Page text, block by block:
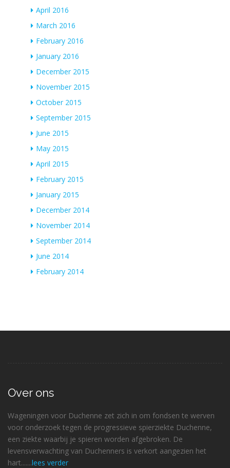
April 2016
March 2016
February 2016
January 2016
December 2015
November 2015
October 2015
September 2015
June 2015
May 2015
April 2015
February 2015
January 2015
December 2014
November 2014
September 2014
June 2014
February 2014
Over ons
Wageningen voor Duchenne zet zich in om fondsen te werven
voor onderzoek tegen de progressieve spierziekte Duchenne,
een ziekte waarbij je spieren worden afgebroken. De
levensverwachting van Duchenners is verkort aangezien het
hart.......lees verder